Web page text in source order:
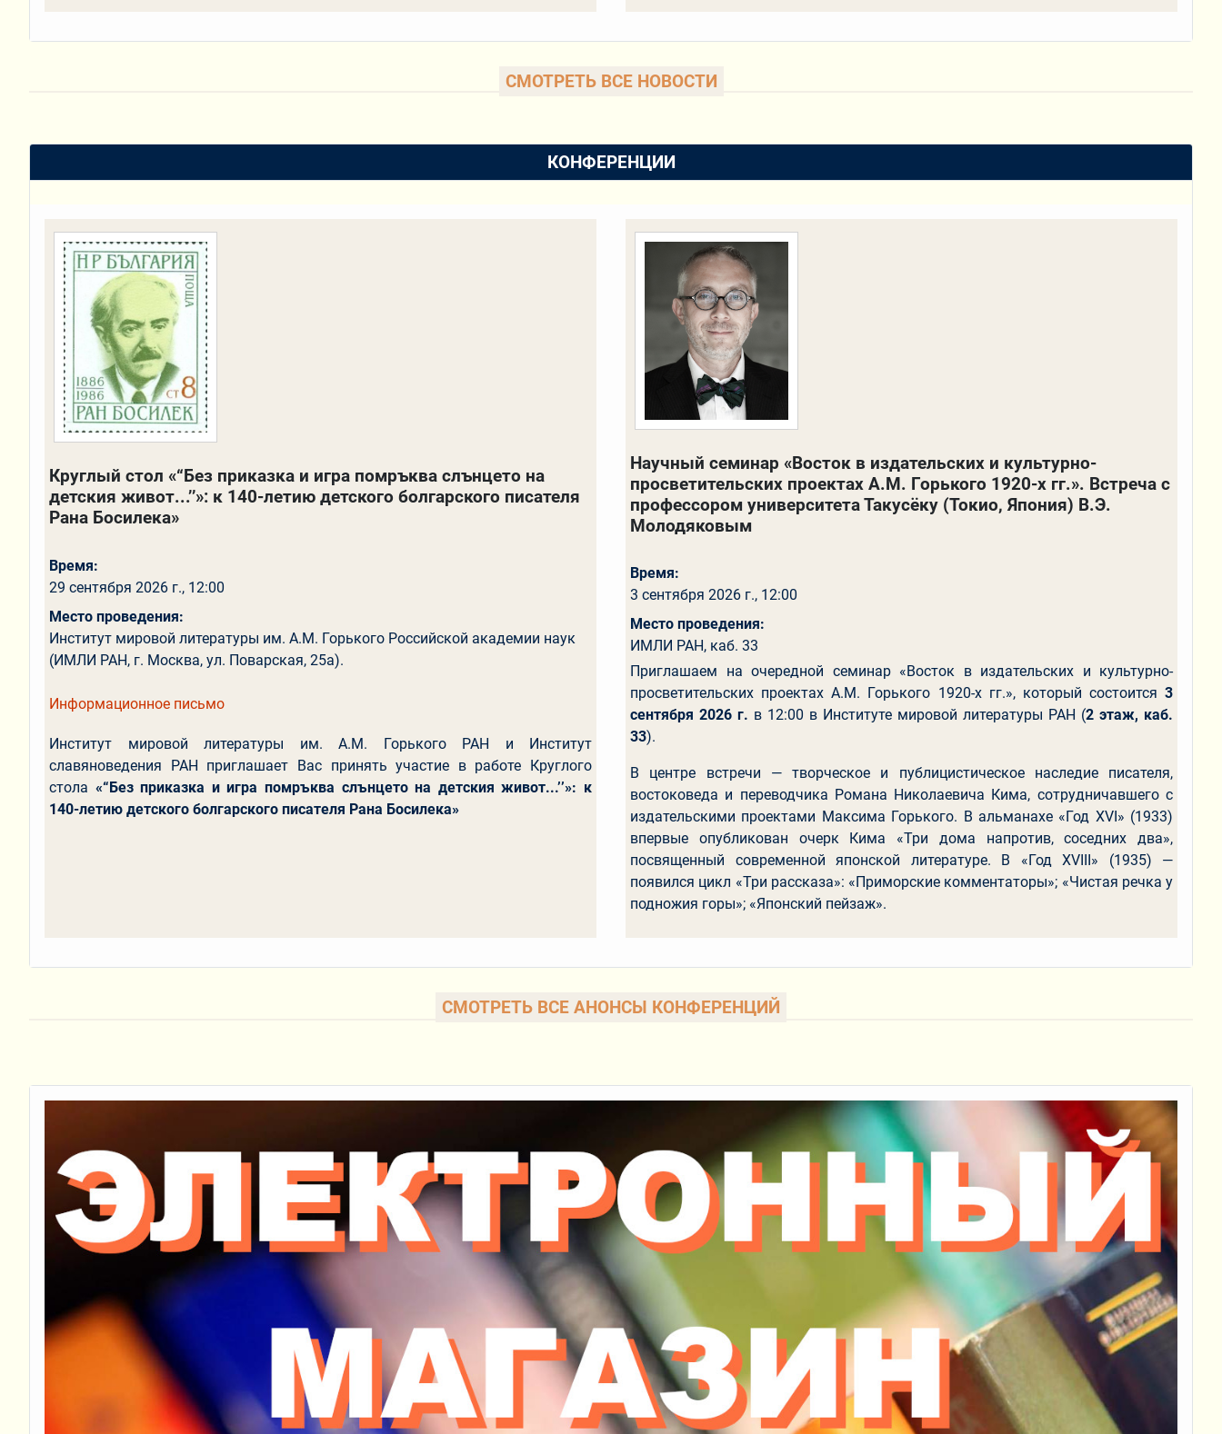
CМОТРЕТЬ ВСЕ НОВОСТИ
КОНФЕРЕНЦИИ
Круглый стол «“Без приказка и игра помръква слънцето на
детския живот...’’»: к 140-летию детского болгарского писателя
Рана Босилека»
Время:
29 сентября 2026 г., 12:00
Место проведения:
Институт мировой литературы им. А.М. Горького Российской академии наук
(ИМЛИ РАН, г. Москва, ул. Поварская, 25а).
Информационное письмо
Институт мировой литературы им. А.М. Горького РАН и Институт
славяноведения РАН приглашает Вас принять участие в работе Круглого
стола «“Без приказка и игра помръква слънцето на детския живот...’’»: к
140-летию детского болгарского писателя Рана Босилека»
Научный семинар «Восток в издательских и культурно-
просветительских проектах А.М. Горького 1920-х гг.». Встреча с
профессором университета Такусёку (Токио, Япония) В.Э.
Молодяковым
Время:
3 сентября 2026 г., 12:00
Место проведения:
ИМЛИ РАН, каб. 33
Приглашаем на очередной семинар «Восток в издательских и культурно-
просветительских проектах А.М. Горького 1920-х гг.», который состоится 3
сентября 2026 г. в 12:00 в Институте мировой литературы РАН (2 этаж, каб.
33).
В центре встречи — творческое и публицистическое наследие писателя,
востоковеда и переводчика Романа Николаевича Кима, сотрудничавшего с
издательскими проектами Максима Горького. В альманахе «Год XVI» (1933)
впервые опубликован очерк Кима «Три дома напротив, соседних два»,
посвященный современной японской литературе. В «Год XVIII» (1935) —
появился цикл «Три рассказа»: «Приморские комментаторы»; «Чистая речка у
подножия горы»; «Японский пейзаж».
CМОТРЕТЬ ВСЕ АНОНСЫ КОНФЕРЕНЦИЙ